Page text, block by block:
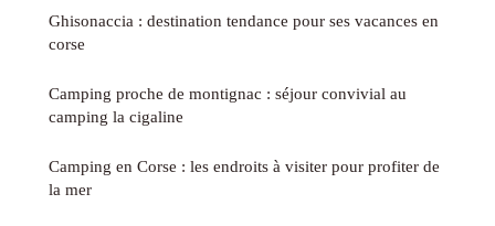
Ghisonaccia : destination tendance pour ses vacances en
corse
Camping proche de montignac : séjour convivial au
camping la cigaline
Camping en Corse : les endroits à visiter pour profiter de
la mer